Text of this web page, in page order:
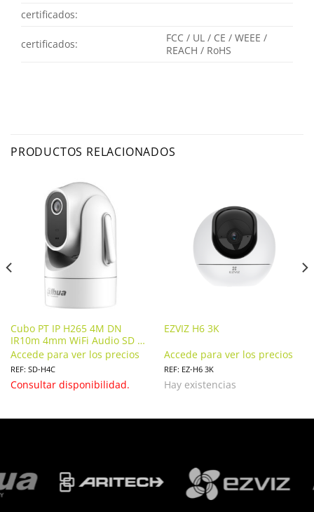
certificados:
certificados:
FCC / UL / CE / WEEE /
REACH / RoHS
PRODUCTOS RELACIONADOS
Cubo PT IP H265 4M DN
IR10m 4mm WiFi Audio SD 5V
MIC. SD-H4C
Accede para ver los precios
REF: SD-H4C
Consultar disponibilidad.
EZVIZ H6 3K
Accede para ver los precios
REF: EZ-H6 3K
Hay existencias